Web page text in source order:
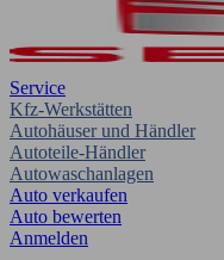
Service
Kfz-Werkstätten
Autohäuser und Händler
Autoteile-Händler
Autowaschanlagen
Auto verkaufen
Auto bewerten
Anmelden